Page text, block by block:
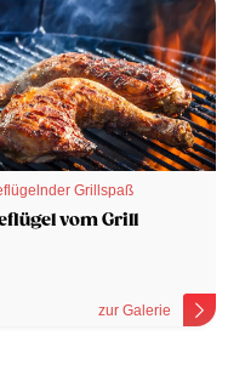
Grillspaß
vom Grill
zur Galerie